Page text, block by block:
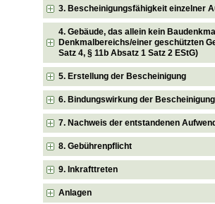
3. Bescheinigungsfähigkeit einzelner
4. Gebäude, das allein kein
Denkmalbereichs/einer geschützten
Satz 4, § 11b Absatz 1 Satz 2 EStG)
5. Erstellung der Bescheinigung
6. Bindungswirkung der Bescheinigung
7. Nachweis der entstandenen
8. Gebührenpflicht
9. Inkrafttreten
Anlagen